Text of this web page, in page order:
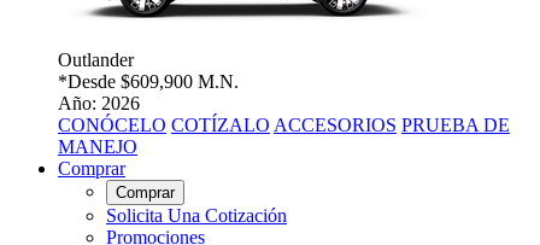
Outlander
*Desde $609,900 M.N.
Año: 2026
CONÓCELO COTÍZALO ACCESORIOS PRUEBA DE
MANEJO
Comprar
Comprar
Solicita Una Cotización
Promociones